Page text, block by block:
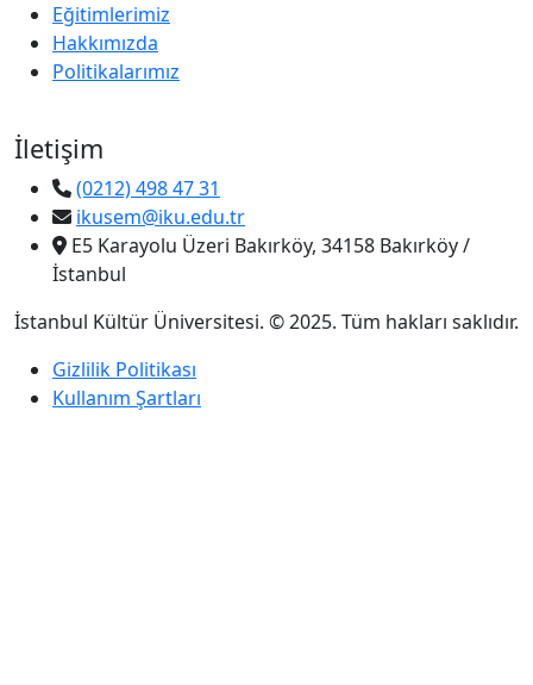
Eğitimlerimiz
Hakkımızda
Politikalarımız
İletişim
(0212) 498 47 31
ikusem@iku.edu.tr
E5 Karayolu Üzeri Bakırköy, 34158 Bakırköy /
İstanbul
İstanbul Kültür Üniversitesi. © 2025. Tüm hakları saklıdır.
Gizlilik Politikası
Kullanım Şartları